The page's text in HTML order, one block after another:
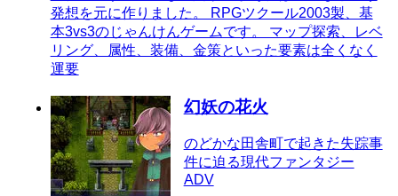
発想を元に作りました。 RPGツクール2003製、基
本3vs3のじゃんけんゲームです。 マップ探索、レベ
リング、属性、装備、金策といった要素は全くなく
運要
幻妖の花火
のどかな田舎町で起きた失踪事
件に迫る現代ファンタジー
ADV